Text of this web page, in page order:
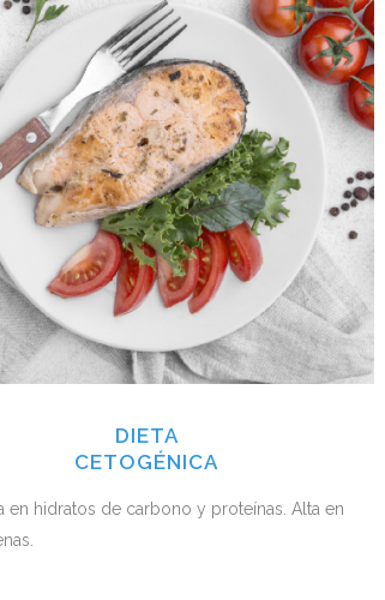
DIETA
CETOGÉNICA
en hidratos de carbono y proteínas. Alta en